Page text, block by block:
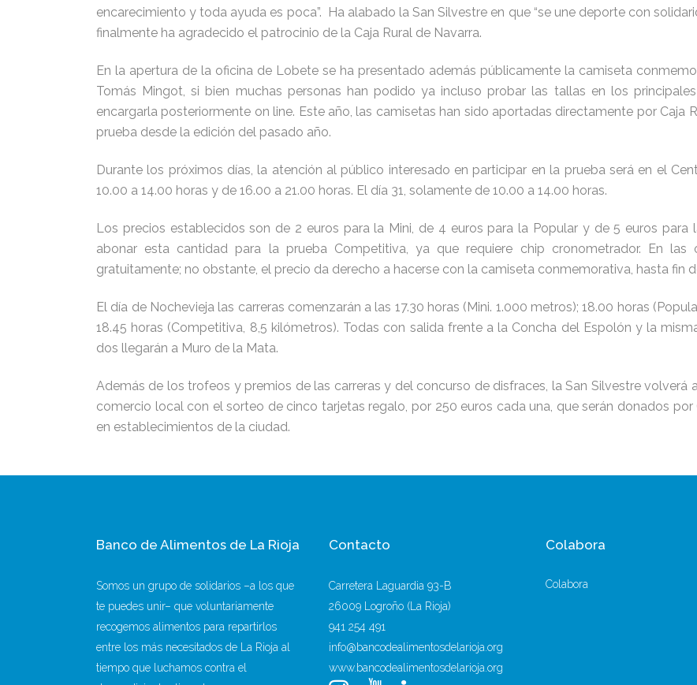
encarecimiento y toda ayuda es poca”. Ha alabado la San Silvestre en que “se une deporte con
finalmente ha agradecido el patrocinio de la Caja Rural de Navarra.
En la apertura de la oficina de Lobete se ha presentado además públicamente la camiseta
Tomás Mingot, si bien muchas personas han podido ya incluso probar las tallas en los
encargarla posteriormente on line. Este año, las camisetas han sido aportadas directamente por Caja
prueba desde la edición del pasado año.
Durante los próximos días, la atención al público interesado en participar en la prueba será en el
10.00 a 14.00 horas y de 16.00 a 21.00 horas. El día 31, solamente de 10.00 a 14.00 horas.
Los precios establecidos son de 2 euros para la Mini, de 4 euros para la Popular y de 5 euros para
abonar esta cantidad para la prueba Competitiva, ya que requiere chip cronometrador. En
gratuitamente; no obstante, el precio da derecho a hacerse con la camiseta conmemorativa, hasta fin
El día de Nochevieja las carreras comenzarán a las 17.30 horas (Mini. 1.000 metros); 18.00 horas
18.45 horas (Competitiva, 8,5 kilómetros). Todas con salida frente a la Concha del Espolón y la
dos llegarán a Muro de la Mata.
Además de los trofeos y premios de las carreras y del concurso de disfraces, la San Silvestre
comercio local con el sorteo de cinco tarjetas regalo, por 250 euros cada una, que serán donados
en establecimientos de la ciudad.
Banco de Alimentos de La Rioja
Somos un grupo de solidarios –a los que
te puedes unir– que voluntariamente
recogemos alimentos para repartirlos
entre los más necesitados de La Rioja al
tiempo que luchamos contra el
Contacto
Carretera Laguardia 93-B
26009 Logroño (La Rioja)
941 254 491
info@bancodealimentosdelarioja.org
www.bancodealimentosdelarioja.org
Colabora
Colabora